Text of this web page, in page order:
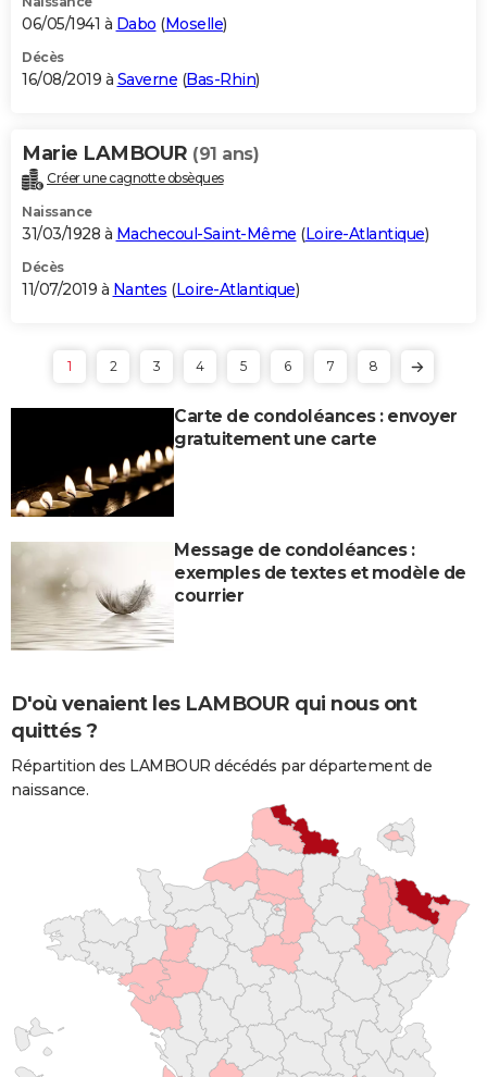
06/05/1941 à Dabo (Moselle)
Décès
16/08/2019 à Saverne (Bas-Rhin)
Marie LAMBOUR (91 ans)
Créer une cagnotte obsèques
Naissance
31/03/1928 à Machecoul-Saint-Même (Loire-Atlantique)
Décès
11/07/2019 à Nantes (Loire-Atlantique)
1 2 3 4 5 6 7 8
Carte de condoléances : envoyer
gratuitement une carte
Message de condoléances :
exemples de textes et modèle de
courrier
D'où venaient les LAMBOUR qui nous ont
quittés ?
Répartition des LAMBOUR décédés par département de
naissance.